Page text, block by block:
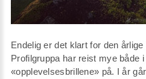
Endelig er det klart for den
Profilgruppa har reist mye både
«opplevelsesbrillene» på. I år